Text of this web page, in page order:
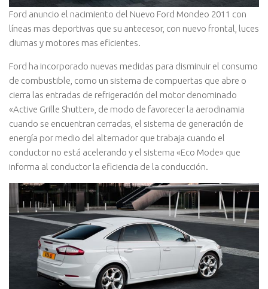
Ford anuncio el nacimiento del Nuevo Ford Mondeo 2011 con
líneas mas deportivas que su antecesor, con nuevo frontal, luces
diurnas y motores mas eficientes.
Ford ha incorporado nuevas medidas para disminuir el consumo
de combustible, como un sistema de compuertas que abre o
cierra las entradas de refrigeración del motor denominado
«Active Grille Shutter», de modo de favorecer la aerodinamia
cuando se encuentran cerradas, el sistema de generación de
energía por medio del alternador que trabaja cuando el
conductor no está acelerando y el sistema «Eco Mode» que
informa al conductor la eficiencia de la conducción.